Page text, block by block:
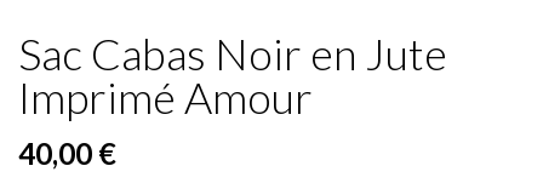
Sac Cabas Noir en Jute
Imprimé Amour
40,00 €